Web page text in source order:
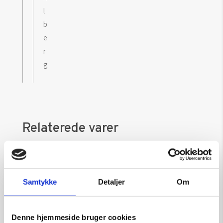
Samtykke Detaljer Om
Denne hjemmeside bruger cookies
l
b
e
r
g
Relaterede varer